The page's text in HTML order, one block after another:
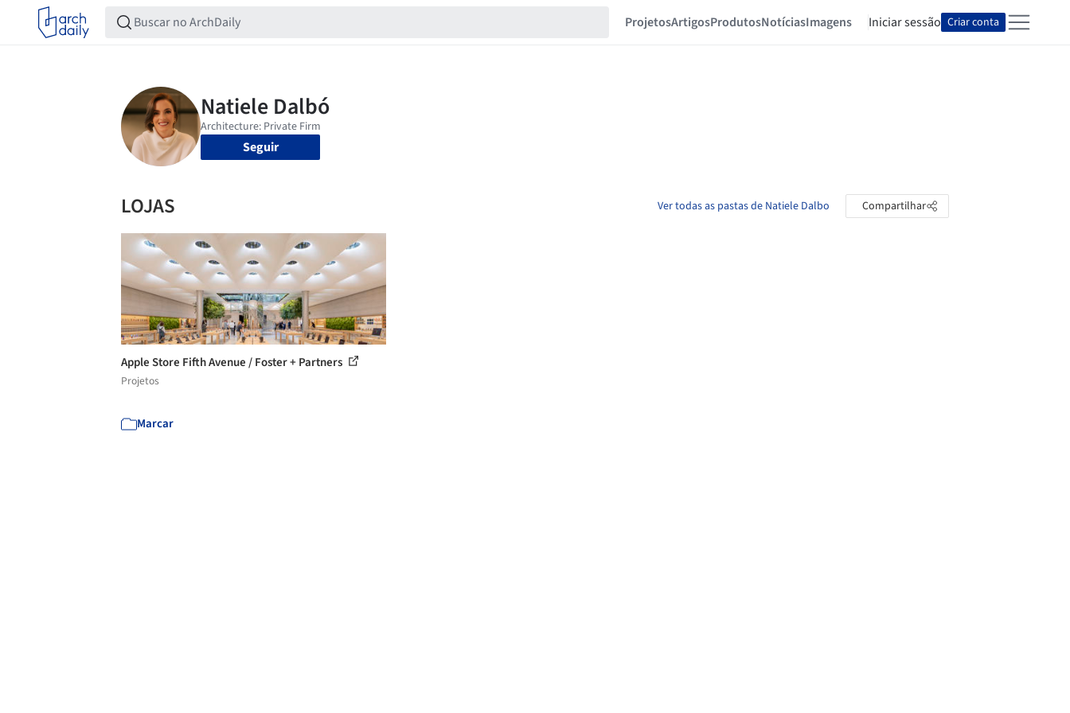
ProjetosArtigosProdutosNotíciasImagens Iniciar sessão Criar conta
Seguir
LOJAS Ver todas as pastas de Natiele Dalbo Compartilhar
Apple Store Fifth Avenue / Foster + Partners
Projetos
Marcar